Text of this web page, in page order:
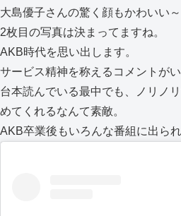
大島優子さんの驚く顔もかわいい～
2枚目の写真は決まってますね。
AKB時代を思い出します。
サービス精神を称えるコメントがい
台本読んでいる最中でも、ノリノ
めてくれるなんて素敵。
AKB卒業後もいろんな番組に出ら